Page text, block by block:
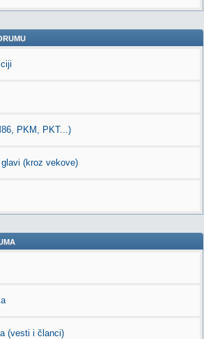
PKM, PKT...)
(kroz vekove)
(vesti i članci)